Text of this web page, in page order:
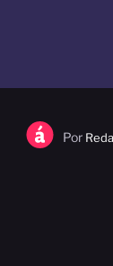
Por